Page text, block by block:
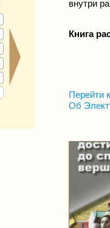
внутри
Книга
Перейти
Об